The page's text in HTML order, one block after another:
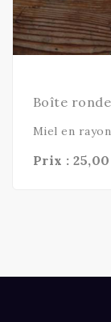
Boîte ronde
Miel en
Prix :